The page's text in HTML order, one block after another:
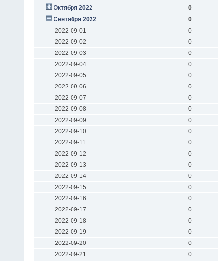
Октября 2022
0
Сентября 2022
0
2022-09-01
0
2022-09-02
0
2022-09-03
0
2022-09-04
0
2022-09-05
0
2022-09-06
0
2022-09-07
0
2022-09-08
0
2022-09-09
0
2022-09-10
0
2022-09-11
0
2022-09-12
0
2022-09-13
0
2022-09-14
0
2022-09-15
0
2022-09-16
0
2022-09-17
0
2022-09-18
0
2022-09-19
0
2022-09-20
0
2022-09-21
0